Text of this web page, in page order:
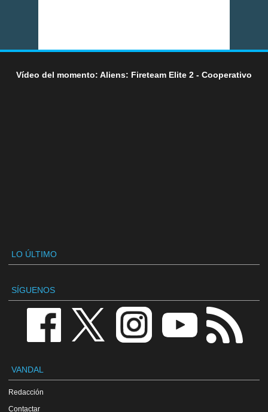
Vídeo del momento: Aliens: Fireteam Elite 2 - Cooperativo
LO ÚLTIMO
SÍGUENOS
VANDAL
Redacción
Contactar